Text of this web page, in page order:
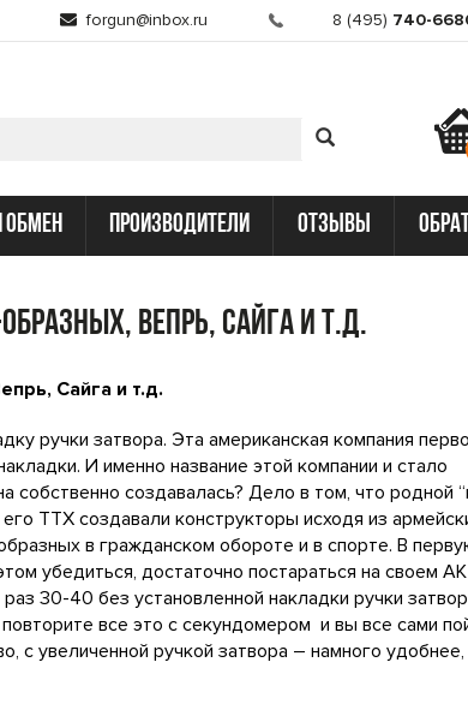
forgun@inbox.ru 8 (495) 740-
обмен производители отзывы
Вепрь, Сайга и т.д.
Сайга и т.д.
ручки затвора. Эта американская компания
И именно название этой компании и стало
создавалась? Дело в том, что родной
ТТХ создавали конструкторы исходя из
в гражданском обороте и в спорте. В
убедиться, достаточно постараться на своем АК
30-40 без установленной накладки ручки
все это с секундомером и вы все сами
с увеличенной ручкой затвора – намного